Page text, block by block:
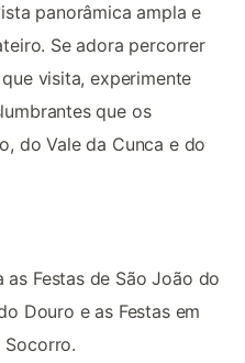
panorâmica ampla e
Se adora percorrer
visita, experimente
que os
do Vale da Cunca e do
as Festas de São João do
Douro e as Festas em
Socorro.